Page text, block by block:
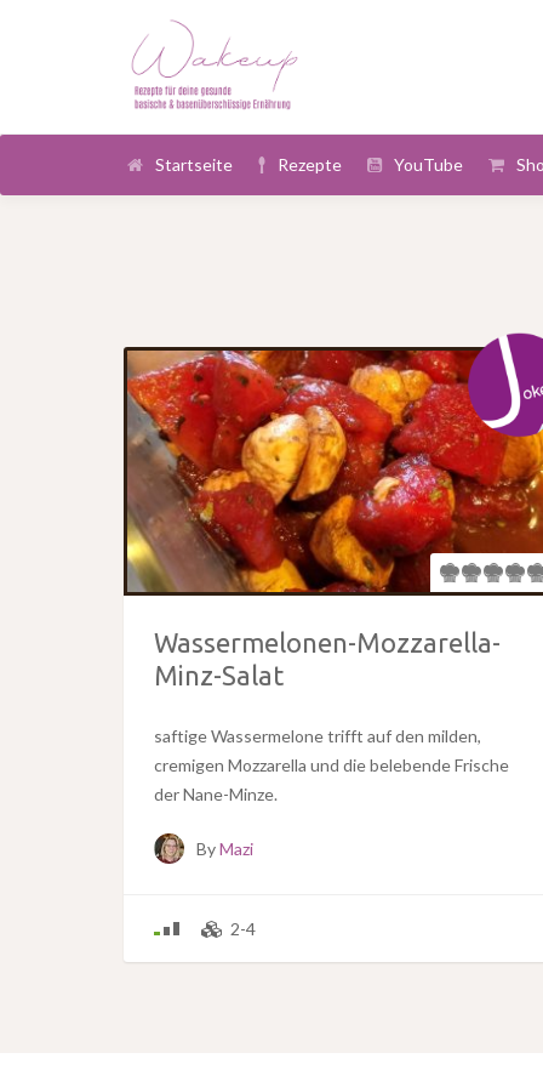
Startseite Rezepte YouTube
Wassermelonen-Mozzarella-
Minz-Salat
saftige Wassermelone trifft auf den milden,
cremigen Mozzarella und die belebende Frische
der Nane-Minze.
ByMazi
2-4